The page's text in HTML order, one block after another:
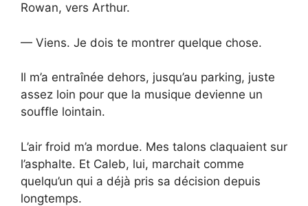
Rowan, vers Arthur.
— Viens. Je dois te montrer quelque chose.
Il m’a entraînée dehors, jusqu’au parking, juste
assez loin pour que la musique devienne un
souffle lointain.
L’air froid m’a mordue. Mes talons claquaient sur
l’asphalte. Et Caleb, lui, marchait comme
quelqu’un qui a déjà pris sa décision depuis
longtemps.